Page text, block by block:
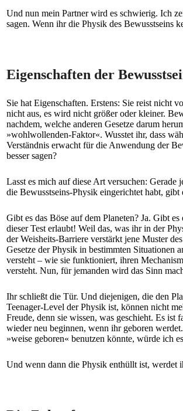
Und nun mein Partner wird es schwierig. Ich
sagen. Wenn ihr die Physik des Bewusstseins
Eigenschaften der
Sie hat Eigenschaften. Erstens: Sie reist nicht
nicht aus, es wird nicht größer oder kleiner.
nachdem, welche anderen Gesetze darum
»wohlwollenden-Faktor«. Wusstet ihr, dass
Verständnis erwacht für die Anwendung der
besser sagen?
Lasst es mich auf diese Art versuchen:
die Bewusstseins-Physik eingerichtet habt,
Gibt es das Böse auf dem Planeten? Ja. Gibt
dieser Test erlaubt! Weil das, was ihr in der
der Weisheits-Barriere verstärkt jene Muster
Gesetze der Physik in bestimmten Situationen
versteht – wie sie funktioniert, ihren
versteht. Nun, für jemanden wird das Sinn
Ihr schließt die Tür. Und diejenigen, die den
Teenager-Level der Physik ist, können nicht
Freude, denn sie wissen, was geschieht. Es
wieder neu beginnen, wenn ihr geboren
»weise geboren« benutzen könnte, würde ich
Und wenn dann die Physik enthüllt ist, werdet